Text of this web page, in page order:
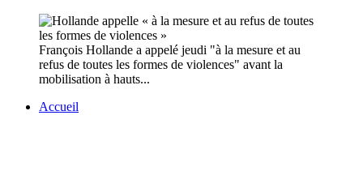
François Hollande a appelé jeudi "à la mesure et au
refus de toutes les formes de violences" avant la
mobilisation à hauts...
Accueil